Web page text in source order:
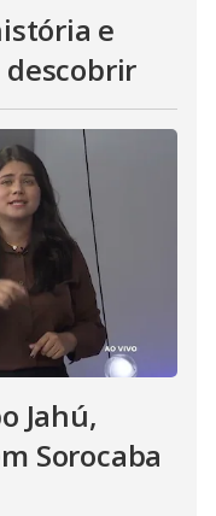
e
descobrir
Jahú,
Sorocaba